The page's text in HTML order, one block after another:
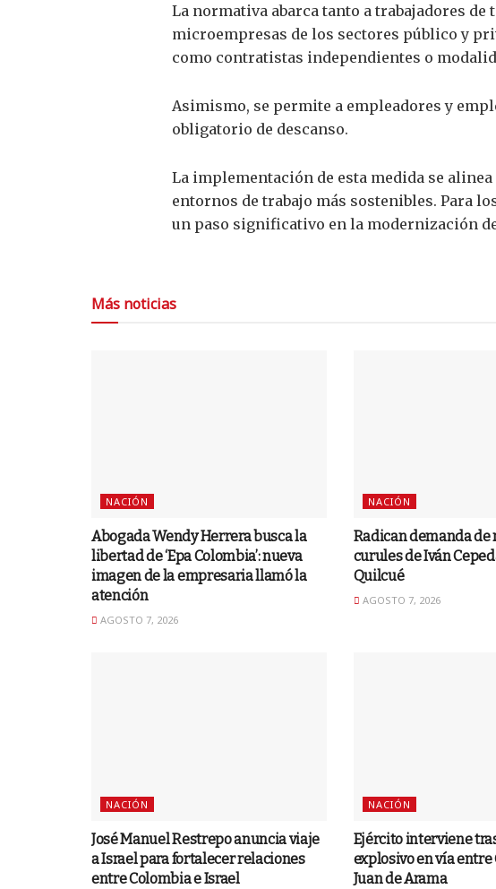
La normativa abarca tanto a trabajadores
microempresas de los sectores público y
como contratistas independientes o
Asimismo, se permite a empleadores y
obligatorio de descanso.
La implementación de esta medida se
entornos de trabajo más sostenibles. Para
un paso significativo en la modernización
Más noticias
NACIÓN
Abogada Wendy Herrera busca la
libertad de ‘Epa Colombia’: nueva
imagen de la empresaria llamó la
atención
AGOSTO 7, 2026
NACIÓN
Radican demanda
curules de Iván
Quilcué
AGOSTO 7, 2026
NACIÓN
José Manuel Restrepo anuncia viaje
a Israel para fortalecer relaciones
entre Colombia e Israel
NACIÓN
Ejército interviene
explosivo en vía entre
Juan de Arama